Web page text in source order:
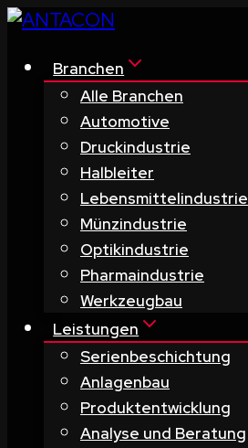
Zum
springenBranchen
Alle Branchen
Automotive
Druckindustrie
Halbleiter
Lebensmittelindustrie
Münzindustrie
Optikindustrie
Pharmaindustrie
Werkzeugbau
Leistungen
Serienbeschichtung
Anlagenbau
Produktentwicklung
Analyse und Beratung